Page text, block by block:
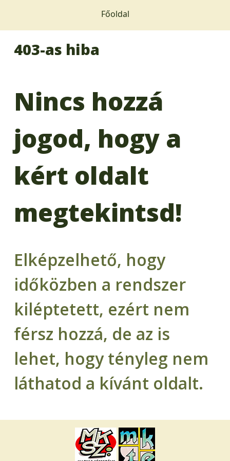
Főoldal
403-as hiba
Nincs hozzá
jogod, hogy a
kért oldalt
megtekintsd!
Elképzelhető, hogy
időközben a rendszer
kiléptetett, ezért nem
férsz hozzá, de az is
lehet, hogy tényleg nem
láthatod a kívánt oldalt.